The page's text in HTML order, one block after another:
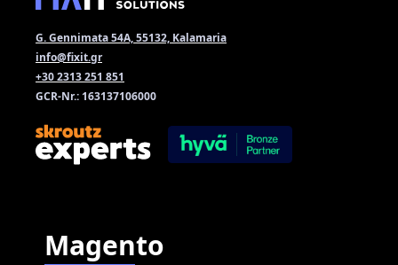
G. Gennimata 54A, 55132, Kalamaria
info@fixit.gr
+30 2313 251 851
GCR-Nr.: 163137106000
Magento